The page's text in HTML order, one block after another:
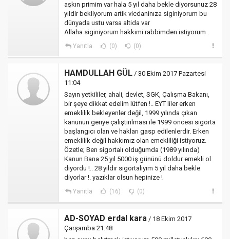
aşkın primim var hala 5 yıl daha bekle diyorsunuz 28
yıldir bekliyorum artik vicdaninıza siginiyorum bu
dünyada ustu varsa altida var
Allaha siginiyorum hakkimi rabbimden istiyorum .
Yanıtla (0) (0)
HAMDULLAH GÜL / 30 Ekim 2017 Pazartesi
11:04
Sayın yetkililer, ahali, devlet, SGK, Çalışma Bakanı,
bir şeye dikkat edelim lütfen !.. EYT liler erken
emeklilik bekleyenler değil, 1999 yılında çıkan
kanunun geriye çalıştırılması ile 1999 öncesi sigorta
başlangıcı olan ve hakları gasp edilenlerdir. Erken
emeklilik değil hakkımız olan emekliliği istiyoruz.
Özetle; Ben sigortalı olduğumda (1989 yılında)
Kanun Bana 25 yıl 5000 iş gününü doldur emekli ol
diyordu !.. 28 yıldır sigortalıyım 5 yıl daha bekle
diyorlar !. yazıklar olsun hepinize !
Yanıtla (16) (0)
AD-SOYAD erdal kara / 18 Ekim 2017
Çarşamba 21:48